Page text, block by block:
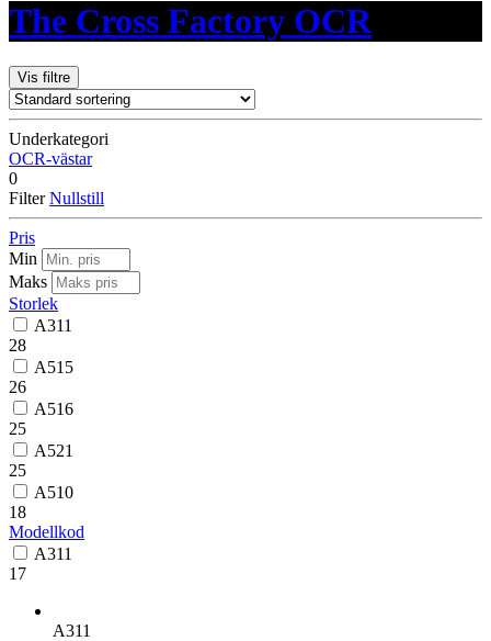
The Cross Factory OCR
Vis filtre
Underkategori
OCR-västar
0
Filter Nullstill
Pris
Min
Maks
Storlek
A311
28
A515
26
A516
25
A521
25
A510
18
Modellkod
A311
17
A311